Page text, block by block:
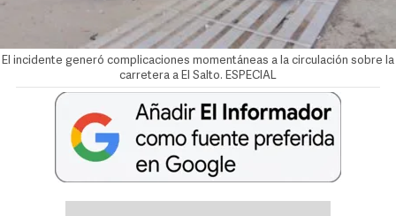
El incidente generó complicaciones momentáneas a la circulación sobre la
carretera a El Salto. ESPECIAL